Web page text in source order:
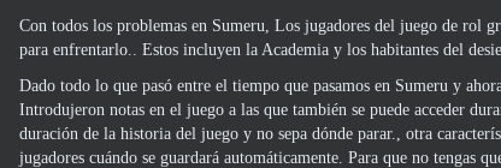
Con todos los problemas en Sumeru, Los jugadores del juego de rol
para enfrentarlo.. Estos incluyen la Academia y los habitantes del
Dado todo lo que pasó entre el tiempo que pasamos en Sumeru y
Introdujeron notas en el juego a las que también se puede acceder
duración de la historia del juego y no sepa dónde parar., otra
jugadores cuándo se guardará automáticamente. Para que no tengas